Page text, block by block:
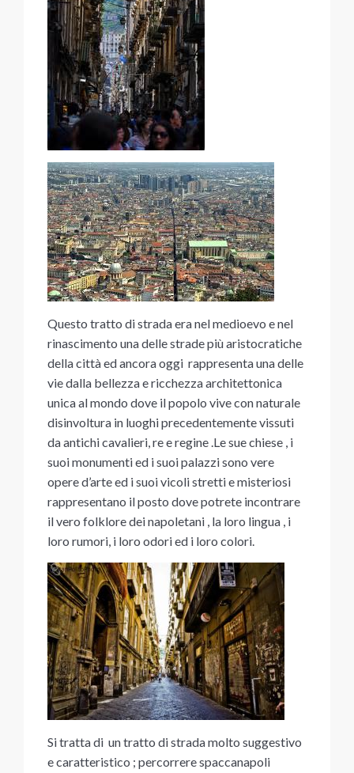
Questo tratto di strada era nel medioevo e nel
rinascimento una delle strade più aristocratiche
della città ed ancora oggi rappresenta una delle
vie dalla bellezza e ricchezza architettonica
unica al mondo dove il popolo vive con naturale
disinvoltura in luoghi precedentemente vissuti
da antichi cavalieri, re e regine .Le sue chiese , i
suoi monumenti ed i suoi palazzi sono vere
opere d’arte ed i suoi vicoli stretti e misteriosi
rappresentano il posto dove potrete incontrare
il vero folklore dei napoletani , la loro lingua , i
loro rumori, i loro odori ed i loro colori.
Si tratta di un tratto di strada molto suggestivo
e caratteristico ; percorrere spaccanapoli